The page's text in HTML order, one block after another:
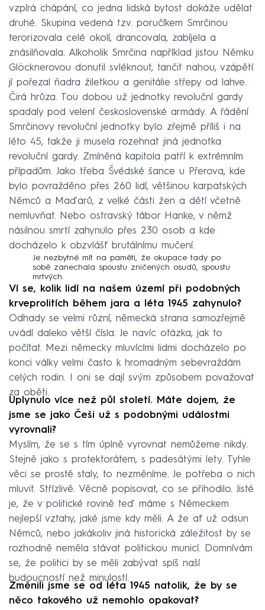
vzpírá chápání, co jedna lidská bytost dokáže udělat
druhé. Skupina vedená tzv. poručíkem Smrčinou
terorizovala celé okolí, drancovala, zabíjela a
znásilňovala. Alkoholik Smrčina například jistou Němku
Glöcknerovou donutil svléknout, tančit nahou, vzápětí
jí pořezal ňadra žiletkou a genitálie střepy od lahve.
Čirá hrůza. Tou dobou už jednotky revoluční gardy
spadaly pod velení československé armády. A řádění
Smrčinovy revoluční jednotky bylo zřejmě příliš i na
léto 45, takže ji musela rozehnat jiná jednotka
revoluční gardy. Zmíněná kapitola patří k extrémním
případům. Jako třeba Švédské šance u Přerova, kde
bylo povražděno přes 260 lidí, většinou karpatských
Němců a Maďarů, z velké části žen a dětí včetně
nemluvňat. Nebo ostravský tábor Hanke, v němž
násilnou smrtí zahynulo přes 230 osob a kde
docházelo k obzvlášť brutálnímu mučení.
Je nezbytné mít na paměti, že okupace tady po
sobě zanechala spoustu zničených osudů, spoustu
mrtvých.
Ví se, kolik lidí na našem území při podobných
krveprolitích během jara a léta 1945 zahynulo?
Odhady se velmi různí, německá strana samozřejmě
uvádí daleko větší čísla. Je navíc otázka, jak to
počítat. Mezi německy mluvícími lidmi docházelo po
konci války velmi často k hromadným sebevraždám
celých rodin. I oni se dají svým způsobem považovat
za oběti.
Uplynulo více než půl století. Máte dojem, že
jsme se jako Češi už s podobnými událostmi
vyrovnali?
Myslím, že se s tím úplně vyrovnat nemůžeme nikdy.
Stejně jako s protektorátem, s padesátými lety. Tyhle
věci se prostě staly, to nezměníme. Je potřeba o nich
mluvit. Střízlivě. Věcně popisovat, co se přihodilo. Jisté
je, že v politické rovině teď máme s Německem
nejlepší vztahy, jaké jsme kdy měli. A že ať už odsun
Němců, nebo jakákoliv jiná historická záležitost by se
rozhodně neměla stávat politickou municí. Domnívám
se, že politici by se měli zabývat spíš naší
budoucností než minulostí.
Změnili jsme se od léta 1945 natolik, že by se
něco takového už nemohlo opakovat?